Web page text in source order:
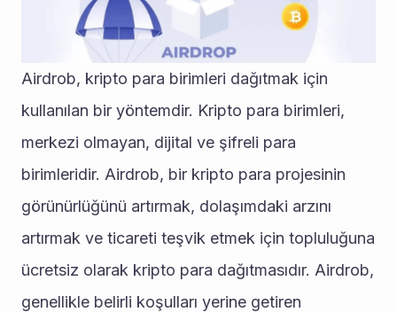
Airdrob, kripto para birimleri dağıtmak için
kullanılan bir yöntemdir. Kripto para birimleri,
merkezi olmayan, dijital ve şifreli para
birimleridir. Airdrob, bir kripto para projesinin
görünürlüğünü artırmak, dolaşımdaki arzını
artırmak ve ticareti teşvik etmek için topluluğuna
ücretsiz olarak kripto para dağıtmasıdır. Airdrob,
genellikle belirli koşulları yerine getiren